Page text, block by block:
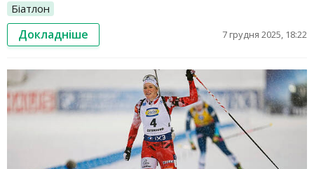
Біатлон
Докладніше 7 грудня 2025, 18:22